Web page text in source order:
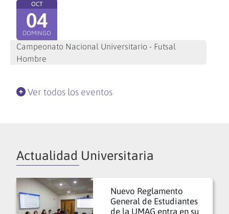
OCT
04
DOMINGO
Campeonato Nacional Universitario - Futsal
Hombre
Ver todos los eventos
Actualidad Universitaria
Nuevo Reglamento
General de Estudiantes
de la UMAG entra en su